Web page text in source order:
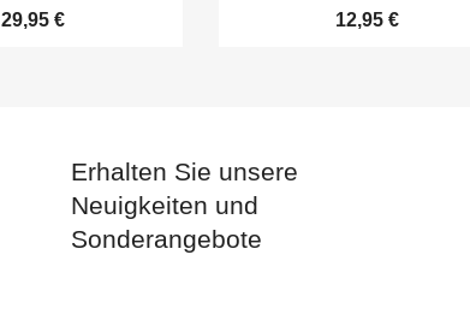
29,95 € 12,95 €
Erhalten Sie unsere
Neuigkeiten und
Sonderangebote